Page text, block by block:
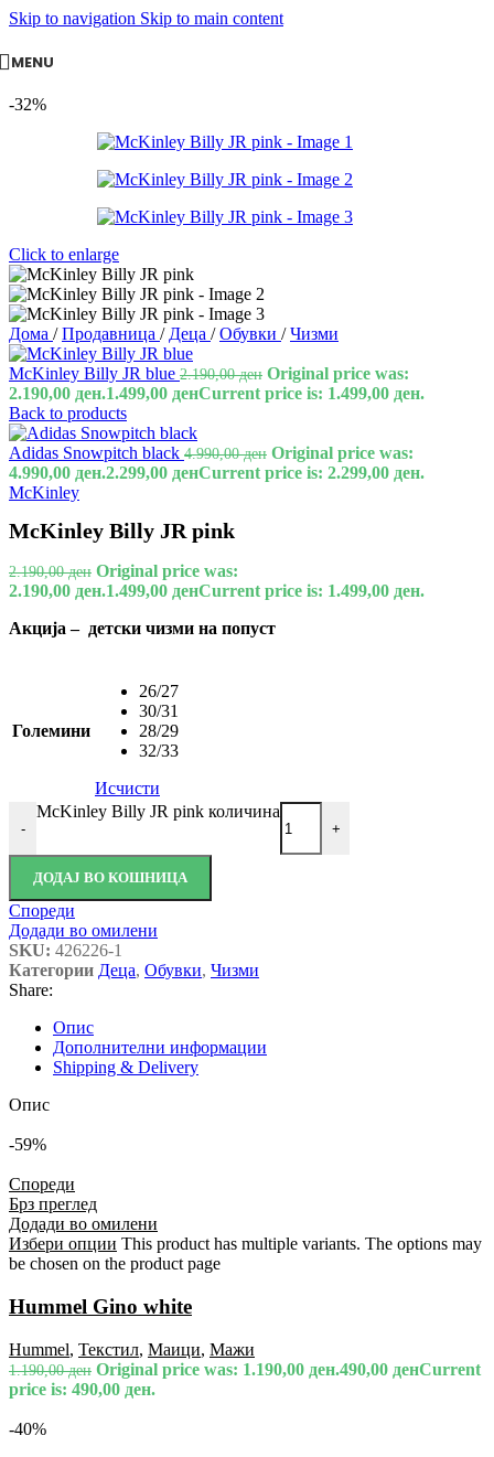
Skip to navigation Skip to main content
MENU
-32%
Click to enlarge
Дома / Продавница / Деца / Обувки / Чизми
McKinley Billy JR blue 2.190,00ден Original price was:
2.190,00 ден.1.499,00 денCurrent price is: 1.499,00 ден.
Back to products
Adidas Snowpitch black 4.990,00ден Original price was:
4.990,00 ден.2.299,00 денCurrent price is: 2.299,00 ден.
McKinley
McKinley Billy JR pink
2.190,00ден Original price was:
2.190,00 ден.1.499,00 денCurrent price is: 1.499,00 ден.
Акција – детски чизми на попуст
Големини
26/27
30/31
28/29
32/33
Исчисти
-
McKinley Billy JR pink количина
+
ДОДАЈ ВО КОШНИЦА
Спореди
Додади во омилени
SKU: 426226-1
Категории Деца, Обувки, Чизми
Share:
Опис
Дополнителни информации
Shipping & Delivery
Опис
-59%
Спореди
Брз преглед
Додади во омилени
Избери опции This product has multiple variants. The options may
be chosen on the product page
Hummel Gino white
Hummel, Текстил, Маици, Мажи
1.190,00ден Original price was: 1.190,00 ден.490,00 денCurrent
price is: 490,00 ден.
-40%